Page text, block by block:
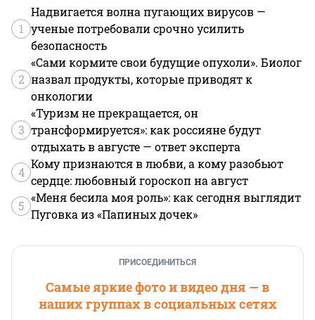
1
Надвигается волна пугающих вирусов —
ученые потребовали срочно усилить
безопасность
2
«Сами кормите свои будущие опухоли». Биолог
назвал продукты, которые приводят к
онкологии
3
«Туризм не прекращается, он
трансформируется»: как россияне будут
отдыхать в августе — ответ эксперта
4
Кому признаются в любви, а кому разобьют
сердце: любовный гороскоп на август
5
«Меня бесила моя роль»: как сегодня выглядит
Пуговка из «Папиных дочек»
ПРИСОЕДИНИТЬСЯ
Самые яркие фото и видео дня — в
наших группах в социальных сетях